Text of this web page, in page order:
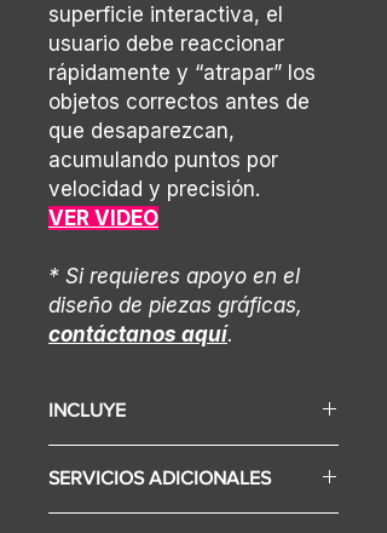
superficie interactiva, el
usuario debe reaccionar
rápidamente y “atrapar” los
objetos correctos antes de
que desaparezcan,
acumulando puntos por
velocidad y precisión.
VER VIDEO
* Si requieres apoyo en el
diseño de piezas gráficas,
contáctanos aquí.
INCLUYE
precio)
Configuración de contenidos
SERVICIOS ADICIONALES